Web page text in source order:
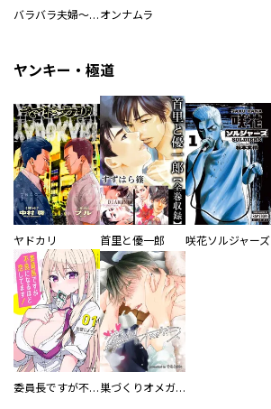
バラバラ夫婦～手足をなくした夫はまだ生きてる オンナムラ
ヤンキー・極道
ヤドカリ 首里と優一郎 咲花ソルジャーズ
委員長ですが不良になるほど恋してます！ 巣づくりオメガバース